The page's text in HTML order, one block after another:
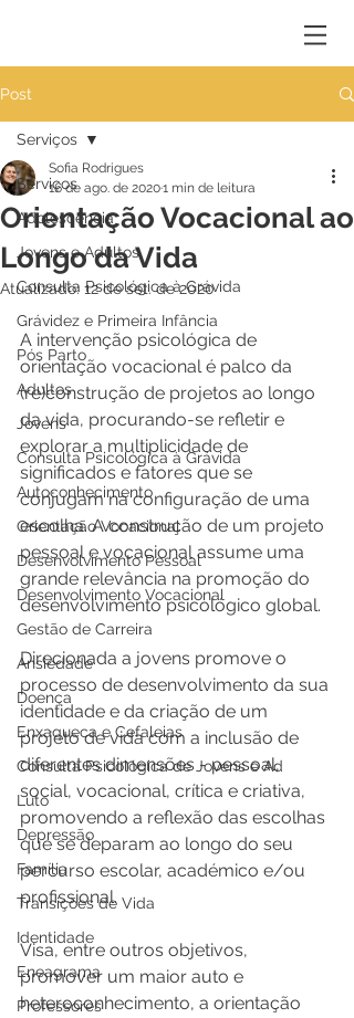
Post
Serviços
Adolescência
Jovens e Adultos
Consulta Psicológica à Grávida
Grávidez e Primeira Infância
Pós Parto
Adultos
Jovens
Consulta Psicológica à Grávida
Autoconhecimento
Orientação Vocacional
Desenvolvimento Pessoal
Desenvolvimento Vocacional
Gestão de Carreira
Ansiedade
Doença
Enxaqueca e Cefaleias
Consulta Psicológica de Jovens e Ad
Luto
Depressão
Família
Transições de Vida
Identidade
Eneagrama
Professores
Serviços
Orientação Vocacional ao
Longo da Vida
Sofia Rodrigues
16 de ago. de 20201 min de leitura
Atualizado: 12 de set. de 2020
A intervenção psicológica de
orientação vocacional é palco da
(re)construção de projetos ao longo
da vida, procurando-se refletir e
explorar a multiplicidade de
significados e fatores que se
conjugam na configuração de uma
escolha. A construção de um projeto
pessoal e vocacional assume uma
grande relevância na promoção do
desenvolvimento psicológico global.
Direcionada a jovens promove o
processo de desenvolvimento da sua
identidade e da criação de um
projeto de vida com a inclusão de
diferentes dimensões - pessoal,
social, vocacional, crítica e criativa,
promovendo a reflexão das escolhas
que se deparam ao longo do seu
percurso escolar, académico e/ou
profissional.
Visa, entre outros objetivos,
promover um maior auto e
heteroconhecimento, a orientação